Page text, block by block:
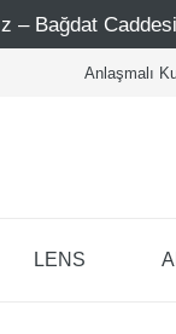
- Bağdat
Anlaşmalı
LENS